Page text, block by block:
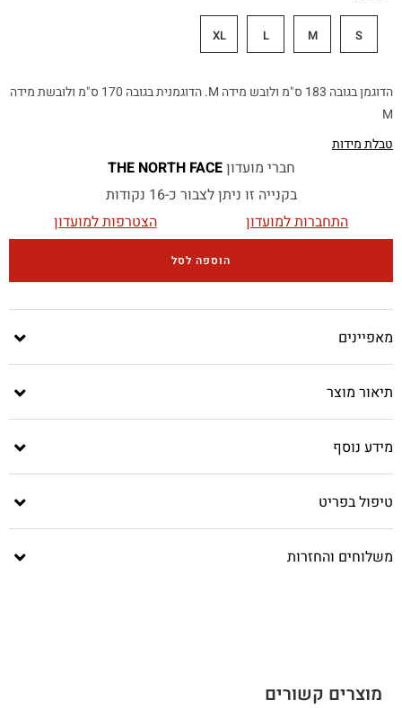
S
M
L
XL
הדוגמן בגובה 183 ס"מ ולובש מידה M. הדוגמנית בגובה 170 ס"מ ולובשת מידה
M
טבלת מידות
חברי מועדוןTHE NORTH FACE
בקנייה זו ניתן לצבור כ-16 נקודות
התחברות למועדון
הצטרפות למועדון
הוספה לסל
מאפיינים
תיאור מוצר
מידע נוסף
טיפול בפריט
משלוחים והחזרות
מוצרים קשורים